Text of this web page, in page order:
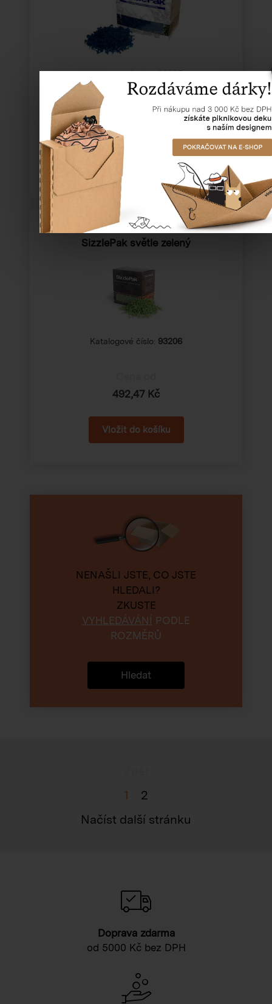
Katalogové číslo:93205
Cena od
SizzlePak světle zelený
Katalogové číslo: 93206
492,47 Kč
NENAŠLI JSTE, CO JSTE
HLEDALI?
ZKUSTE
VYHLEDÁVÁNÍ PODLE
ROZMĚRŮ
Hledat
1
2
Načíst další stránku
Doprava zdarma
od 5000 Kč bez DPH